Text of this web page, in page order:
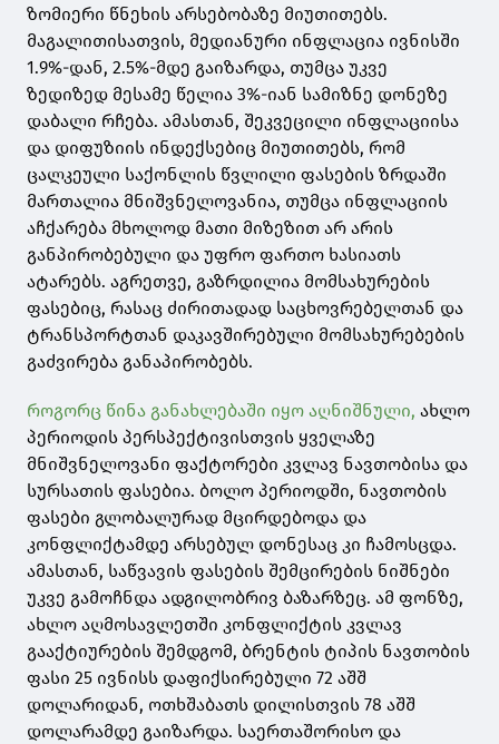
ზომიერი წნეხის არსებობაზე მიუთითებს.
მაგალითისათვის, მედიანური ინფლაცია ივნისში
1.9%-დან, 2.5%-მდე გაიზარდა, თუმცა უკვე
ზედიზედ მესამე წელია 3%-იან სამიზნე დონეზე
დაბალი რჩება. ამასთან, შეკვეცილი ინფლაციისა
და დიფუზიის ინდექსებიც მიუთითებს, რომ
ცალკეული საქონლის წვლილი ფასების ზრდაში
მართალია მნიშვნელოვანია, თუმცა ინფლაციის
აჩქარება მხოლოდ მათი მიზეზით არ არის
განპირობებული და უფრო ფართო ხასიათს
ატარებს. აგრეთვე, გაზრდილია მომსახურების
ფასებიც, რასაც ძირითადად საცხოვრებელთან და
ტრანსპორტთან დაკავშირებული მომსახურებების
გაძვირება განაპირობებს.
როგორც წინა განახლებაში იყო აღნიშნული, ახლო
პერიოდის პერსპექტივისთვის ყველაზე
მნიშვნელოვანი ფაქტორები კვლავ ნავთობისა და
სურსათის ფასებია. ბოლო პერიოდში, ნავთობის
ფასები გლობალურად მცირდებოდა და
კონფლიქტამდე არსებულ დონესაც კი ჩამოსცდა.
ამასთან, საწვავის ფასების შემცირების ნიშნები
უკვე გამოჩნდა ადგილობრივ ბაზარზეც. ამ ფონზე,
ახლო აღმოსავლეთში კონფლიქტის კვლავ
გააქტიურების შემდგომ, ბრენტის ტიპის ნავთობის
ფასი 25 ივნისს დაფიქსირებული 72 აშშ
დოლარიდან, ოთხშაბათს დილისთვის 78 აშშ
დოლარამდე გაიზარდა. საერთაშორისო და